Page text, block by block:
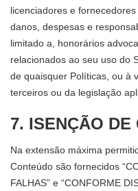
licenciadores e
danos, despesas e
limitado a, honorários
relacionados ao seu uso do
de quaisquer Políticas, ou à
terceiros ou da legislação
7. ISENÇÃO DE
Na extensão máxima
Conteúdo são fornecidos
FALHAS” e “CONFORME